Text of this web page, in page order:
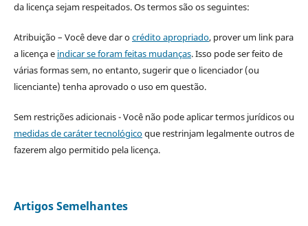
da licença sejam respeitados. Os termos são os seguintes:
Atribuição – Você deve dar ocrédito apropriado, prover um link para
a licença e indicar se foram feitas mudanças. Isso pode ser feito de
várias formas sem, no entanto, sugerir que o licenciador (ou
licenciante) tenha aprovado o uso em questão.
Sem restrições adicionais - Você não pode aplicar termos jurídicos ou
medidas de caráter tecnológicoque restrinjam legalmente outros de
fazerem algo permitido pela licença.
Artigos Semelhantes